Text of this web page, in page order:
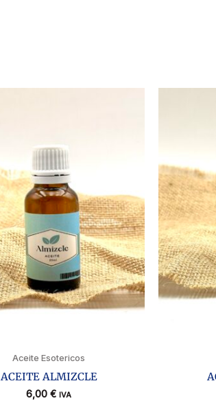
Aceite Esotericos
ACEITE ALMIZCLE
6,00 € IVA